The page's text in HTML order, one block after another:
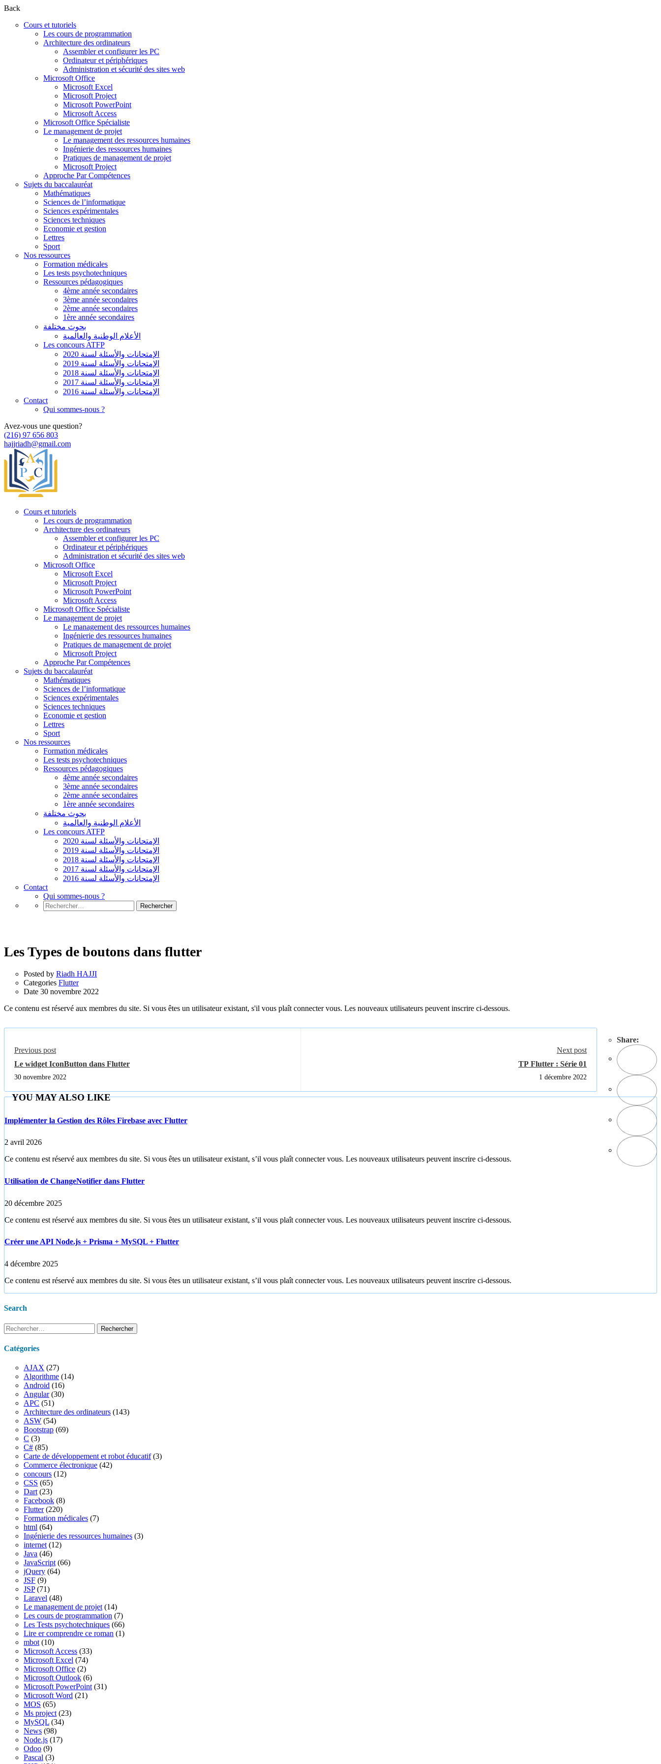
Back
Cours et tutoriels
Les cours de programmation
Architecture des ordinateurs
Assembler et configurer les PC
Ordinateur et périphériques
Administration et sécurité des sites web
Microsoft Office
Microsoft Excel
Microsoft Project
Microsoft PowerPoint
Microsoft Access
Microsoft Office Spécialiste
Le management de projet
Le management des ressources humaines
Ingénierie des ressources humaines
Pratiques de management de projet
Microsoft Project
Approche Par Compétences
Sujets du baccalauréat
Mathématiques
Sciences de l’informatique
Sciences expérimentales
Sciences techniques
Economie et gestion
Lettres
Sport
Nos ressources
Formation médicales
Les tests psychotechniques
Ressources pédagogiques
4ème année secondaires
3ème année secondaires
2ème année secondaires
1ère année secondaires
بحوث مختلفة
الأعلام الوطنية والعالمية
Les concours ATFP
الإمتحانات والأسئلة لسنة 2020
الإمتحانات والأسئلة لسنة 2019
الإمتحانات والأسئلة لسنة 2018
الإمتحانات والأسئلة لسنة 2017
الإمتحانات والأسئلة لسنة 2016
Contact
Qui sommes-nous ?
Avez-vous une question?
(216) 97 656 803
hajjriadh@gmail.com
Cours et tutoriels
Les cours de programmation
Architecture des ordinateurs
Assembler et configurer les PC
Ordinateur et périphériques
Administration et sécurité des sites web
Microsoft Office
Microsoft Excel
Microsoft Project
Microsoft PowerPoint
Microsoft Access
Microsoft Office Spécialiste
Le management de projet
Le management des ressources humaines
Ingénierie des ressources humaines
Pratiques de management de projet
Microsoft Project
Approche Par Compétences
Sujets du baccalauréat
Mathématiques
Sciences de l’informatique
Sciences expérimentales
Sciences techniques
Economie et gestion
Lettres
Sport
Nos ressources
Formation médicales
Les tests psychotechniques
Ressources pédagogiques
4ème année secondaires
3ème année secondaires
2ème année secondaires
1ère année secondaires
بحوث مختلفة
الأعلام الوطنية والعالمية
Les concours ATFP
الإمتحانات والأسئلة لسنة 2020
الإمتحانات والأسئلة لسنة 2019
الإمتحانات والأسئلة لسنة 2018
الإمتحانات والأسئلة لسنة 2017
الإمتحانات والأسئلة لسنة 2016
Contact
Qui sommes-nous ?
Rechercher :
Les Types de boutons dans flutter
Posted by Riadh HAJJI
Categories Flutter
Date 30 novembre 2022
Ce contenu est réservé aux membres du site. Si vous êtes un utilisateur existant, s'il vous plaît connecter vous. Les nouveaux utilisateurs peuvent inscrire ci-dessous.
Share:
Previous post
Le widget IconButton dans Flutter
30 novembre 2022
Next post
TP Flutter : Série 01
1 décembre 2022
YOU MAY ALSO LIKE
Implémenter la Gestion des Rôles Firebase avec Flutter
2 avril 2026
Ce contenu est réservé aux membres du site. Si vous êtes un utilisateur existant, s’il vous plaît connecter vous. Les nouveaux utilisateurs peuvent inscrire ci-dessous.
Utilisation de ChangeNotifier dans Flutter
20 décembre 2025
Ce contenu est réservé aux membres du site. Si vous êtes un utilisateur existant, s’il vous plaît connecter vous. Les nouveaux utilisateurs peuvent inscrire ci-dessous.
Créer une API Node.js + Prisma + MySQL + Flutter
4 décembre 2025
Ce contenu est réservé aux membres du site. Si vous êtes un utilisateur existant, s’il vous plaît connecter vous. Les nouveaux utilisateurs peuvent inscrire ci-dessous.
Search
Rechercher :
Catégories
AJAX (27)
Algorithme (14)
Android (16)
Angular(30)
APC (51)
Architecture des ordinateurs (143)
ASW (54)
Bootstrap (69)
C (3)
C# (85)
Carte de développement et robot éducatif(3)
Commerce électronique (42)
concours (12)
CSS (65)
Dart (23)
Facebook (8)
Flutter(220)
Formation médicales (7)
html (64)
Ingénierie des ressources humaines (3)
internet (12)
Java (46)
JavaScript (66)
jQuery (64)
JSF (9)
JSP(71)
Laravel (48)
Le management de projet (14)
Les cours de programmation (7)
Les Tests psychotechniques (66)
Lire er comprendre ce roman (1)
mbot (10)
Microsoft Access (33)
Microsoft Excel (74)
Microsoft Office (2)
Microsoft Outlook (6)
Microsoft PowerPoint (31)
Microsoft Word (21)
MOS (65)
Ms project (23)
MySQL (34)
News (98)
Node.js (17)
Odoo (9)
Pascal (3)